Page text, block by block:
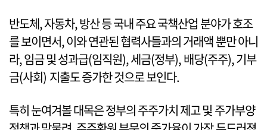
반도체, 자동차, 방산 등 국내 주요 국책산업 분야가 호조
를 보이면서, 이와 연관된 협력사들과의 거래액 뿐만 아니
라, 임금 및 성과급(임직원), 세금(정부), 배당(주주), 기부
금(사회) 지출도 증가한 것으로 보인다.
특히 눈여겨볼 대목은 정부의 주주가치 제고 및 주가부양